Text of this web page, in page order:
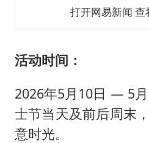
打开网易新闻
活动时间：
2026年5月10日 — 5
士节当天及前后周末
意时光。